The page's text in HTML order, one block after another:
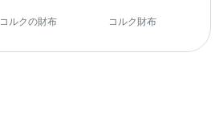
コルクの財布 コルク財布